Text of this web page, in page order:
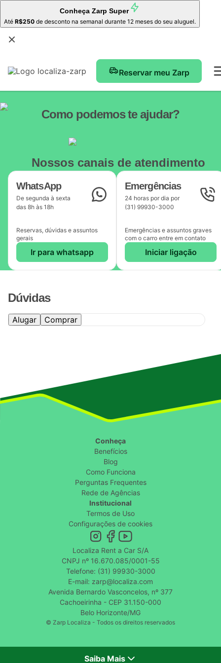
Conheça Zarp Super
Até R$250 de desconto na semanal durante 12 meses do seu aluguel.
Reservar meu Zarp
Como podemos te ajudar?
Nossos canais de atendimento
WhatsApp
De segunda à sexta
das 8h às 18h
Reservas, dúvidas e assuntos
gerais
Ir para whatsapp
Emergências
24 horas por dia por
(31) 99930-3000
Emergências e assuntos graves
com o carro entre em contato
Iniciar ligação
Dúvidas
Alugar Comprar
Conheça
Benefícios
Blog
Como Funciona
Perguntas Frequentes
Rede de Agências
Institucional
Termos de Uso
Configurações de cookies
Localiza Rent a Car S/A
CNPJ nº 16.670.085/0001-55
Telefone: (31) 99930-3000
E-mail: zarp@localiza.com
Avenida Bernardo Vasconcelos, nº 377
Cachoeirinha - CEP 31.150-000
Belo Horizonte/MG
© Zarp Localiza - Todos os direitos reservados
Saiba Mais